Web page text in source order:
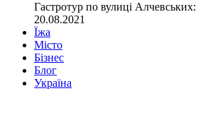
Гастротур по вулиці
20.08.2021
Їжа
Місто
Бізнес
Блог
Україна